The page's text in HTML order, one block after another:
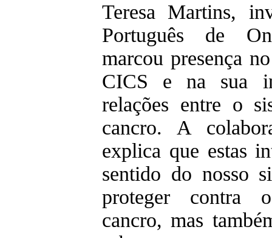
Teresa Martins,
Português de
marcou presença
CICS e na sua
relações entre o
cancro. A
explica que estas
sentido do nosso
proteger contra
cancro, mas